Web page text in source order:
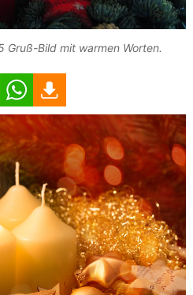
Gruß-Bild mit warmen Worten.